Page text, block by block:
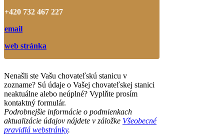
+420 732 467 227
email
web stránka
Nenašli ste Vašu chovateľskú stanicu v
zozname? Sú údaje o Vašej chovateľskej stanici
neaktuálne alebo neúplné? Vyplňte prosím
kontaktný formulár.
Podrobnejšie informácie o podmienkach
aktualizácie údajov nájdete v záložke Všeobecné
pravidlá webstránky.